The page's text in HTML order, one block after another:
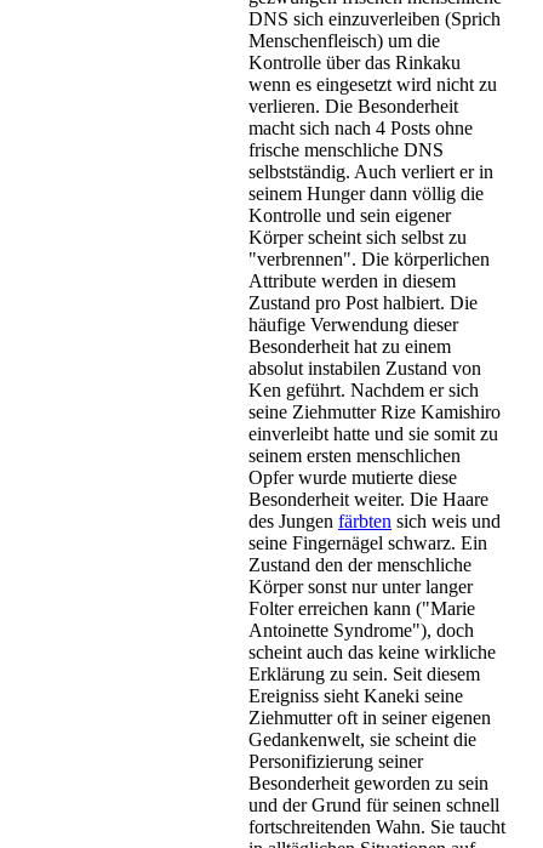
DNS sich einzuverleiben (Sprich
Menschenfleisch) um die
Kontrolle über das Rinkaku
wenn es eingesetzt wird nicht zu
verlieren. Die Besonderheit
macht sich nach 4 Posts ohne
frische menschliche DNS
selbstständig. Auch verliert er in
seinem Hunger dann völlig die
Kontrolle und sein eigener
Körper scheint sich selbst zu
"verbrennen". Die körperlichen
Attribute werden in diesem
Zustand pro Post halbiert. Die
häufige Verwendung dieser
Besonderheit hat zu einem
absolut instabilen Zustand von
Ken geführt. Nachdem er sich
seine Ziehmutter Rize Kamishiro
einverleibt hatte und sie somit zu
seinem ersten menschlichen
Opfer wurde mutierte diese
Besonderheit weiter. Die Haare
des Jungen färbten sich weis und
seine Fingernägel schwarz. Ein
Zustand den der menschliche
Körper sonst nur unter langer
Folter erreichen kann ("Marie
Antoinette Syndrome"), doch
scheint auch das keine wirkliche
Erklärung zu sein. Seit diesem
Ereigniss sieht Kaneki seine
Ziehmutter oft in seiner eigenen
Gedankenwelt, sie scheint die
Personifizierung seiner
Besonderheit geworden zu sein
und der Grund für seinen schnell
fortschreitenden Wahn. Sie taucht